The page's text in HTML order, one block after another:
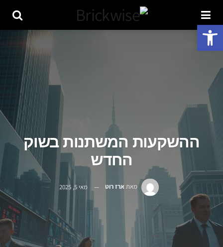
ההשקעות המשתנות בשוק
החדש
מאת ארז רוט מאי 5, 2025
פתח סרגל נגישות